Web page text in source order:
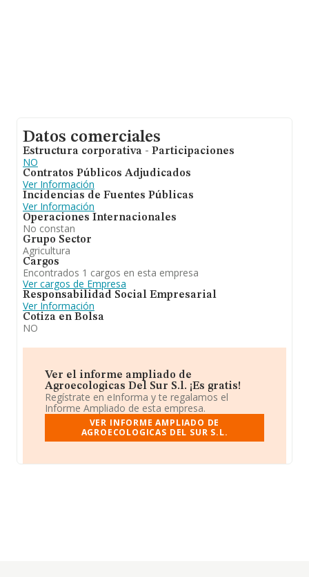
Datos comerciales
Estructura corporativa - Participaciones
NO
Contratos Públicos Adjudicados
Ver Información
Incidencias de Fuentes Públicas
Ver Información
Operaciones Internacionales
No constan
Grupo Sector
Agricultura
Cargos
Encontrados 1 cargos en esta empresa
Ver cargos de Empresa
Responsabilidad Social Empresarial
Ver Información
Cotiza en Bolsa
NO
Ver el informe ampliado de
Agroecologicas Del Sur S.l. ¡Es gratis!
Regístrate en eInforma y te regalamos el
Informe Ampliado de esta empresa.
VER INFORME AMPLIADO DE
AGROECOLOGICAS DEL SUR S.L.